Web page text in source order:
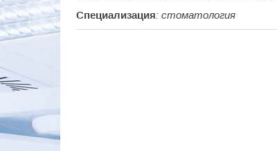
Специализация: стоматология